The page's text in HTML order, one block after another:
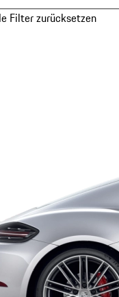
Filter zurücksetzen